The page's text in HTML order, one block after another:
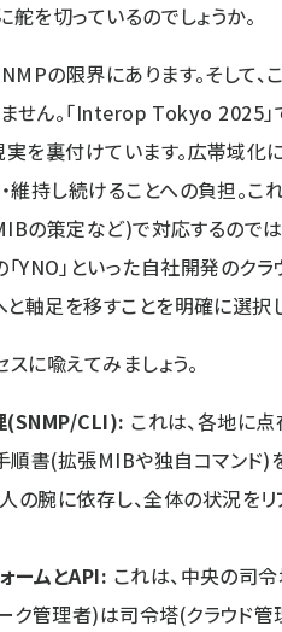
を切っているのでしょうか。
の限界にあります。そして、
せん。「Interop Tokyo 2025
を裏付けています。広帯域化
持し続けることへの負担。こ
の策定など)で対応するのでは
YNO」といった自社開発のクラ
軸足を移すことを明確に選択
に喩えてみましょう。
(SNMP/CLI): これは、各地に
書(拡張MIBや独自コマンド)
の腕に依存し、全体の状況を
ームとAPI: これは、中央の司
ク管理者)は司令塔(クラウド